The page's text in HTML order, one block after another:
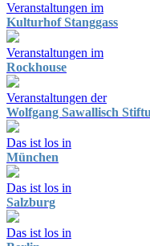
Veranstaltungen im
Kulturhof Stanggass
Veranstaltungen im
Rockhouse
Veranstaltungen der
Wolfgang Sawallisch
Das ist los in
München
Das ist los in
Salzburg
Das ist los in